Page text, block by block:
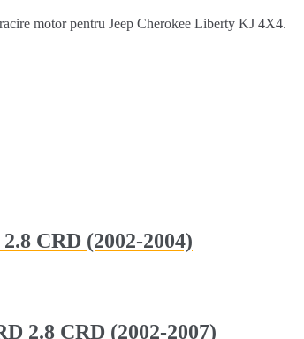
motor pentru Jeep Cherokee Liberty KJ 4X4.
CRD (2002-2004)
2.8 CRD (2002-2007)